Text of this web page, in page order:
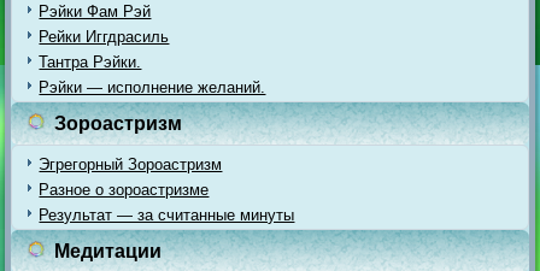
Рэйки Фам Рэй
Рейки Иггдрасиль
Тантра Рэйки.
Рэйки — исполнение желаний.
Зороастризм
Эгрегорный Зороастризм
Разное о зороастризме
Результат — за считанные минуты
Медитации